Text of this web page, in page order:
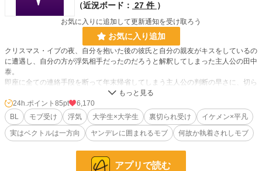
（近況ボード： 27 件 ）
お気に入りに追加して更新通知を受け取ろう
お気に入り追加
クリスマス・イブの夜、自分を抱いた後の彼氏と自分の親友がキスをしているの
に遭遇し、自分の方が浮気相手だったのだろうと解釈してしまった主人公の田中
泰。
即座に全ての連絡手段を断って年末帰省してしまう主人公の判断の早さに、切ら
れた彼氏と親友は焦り出すが、その頃泰は帰省した実家で幼馴染みのイケメン・
裕斗とまったり過ごしていた…。
何を言われても、真に受けたりなんかしないモブ顔主人公。
24h.ポイント 85pt
6,170
BL
モブ受け 浮気 大学生×大学生 裏切られ受け
イケメン×平凡
実はベクトルは一方向
ヤンデレに囲まれるモブ 何故か執着されしモブ
アプリで読む